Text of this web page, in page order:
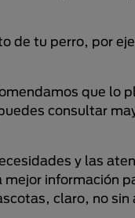
de tu perro, por
que lo
consultar
y las
información
claro, no sin